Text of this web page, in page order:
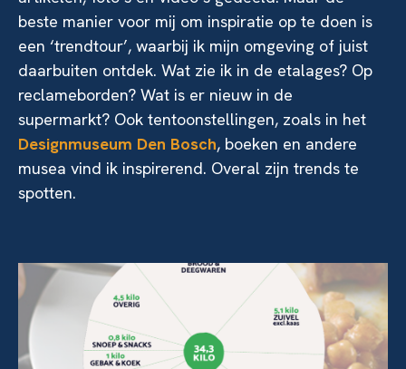
beste manier voor mij om inspiratie op te doen is
een ‘trendtour’, waarbij ik mijn omgeving of juist
daarbuiten ontdek. Wat zie ik in de etalages? Op
reclameborden? Wat is er nieuw in de
supermarkt? Ook tentoonstellingen, zoals in het
Designmuseum Den Bosch, boeken en andere
musea vind ik inspirerend. Overal zijn trends te
spotten.